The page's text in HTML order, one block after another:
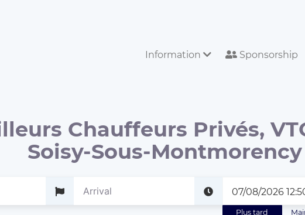
Information Sponsorship
Chauffeurs Privés,
Soisy-Sous-Montmorency
Plus tard